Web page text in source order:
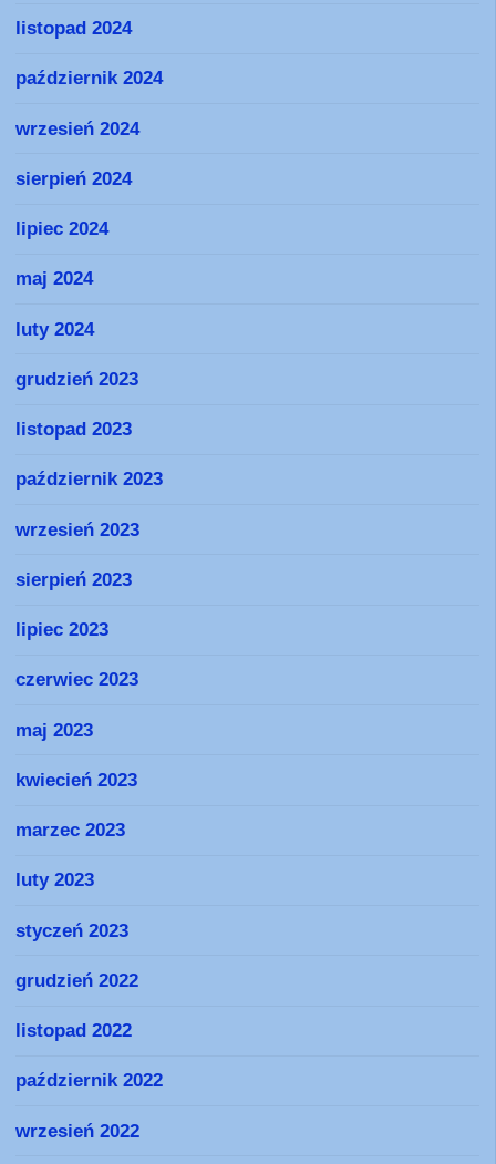
listopad 2024
październik 2024
wrzesień 2024
sierpień 2024
lipiec 2024
maj 2024
luty 2024
grudzień 2023
listopad 2023
październik 2023
wrzesień 2023
sierpień 2023
lipiec 2023
czerwiec 2023
maj 2023
kwiecień 2023
marzec 2023
luty 2023
styczeń 2023
grudzień 2022
listopad 2022
październik 2022
wrzesień 2022